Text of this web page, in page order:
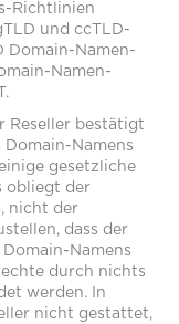
Richtlinien
und ccTLD-
Domain-Namen-
Namen-
Reseller bestätigt
Namens
gesetzliche
obliegt der
nicht der
dass der
Namens
durch nichts
werden. In
nicht gestattet,